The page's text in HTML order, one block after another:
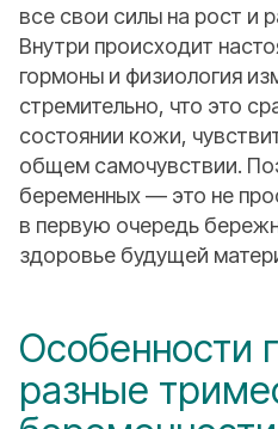
все свои силы на рост и
Внутри происходит
гормоны и физиология
стремительно, что это
состоянии кожи,
общем самочувствии.
беременных — это не
в первую очередь
здоровье будущей
Особенности
разные